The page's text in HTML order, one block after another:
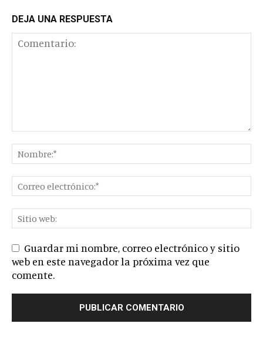
DEJA UNA RESPUESTA
Guardar mi nombre, correo electrónico y sitio
web en este navegador la próxima vez que
comente.